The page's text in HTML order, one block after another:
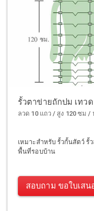
รั้วตาข่ายถักปม เทว
ลวด 10 แถว / สูง 120 ซม /
เหมาะสำหรับ รั้วกั้นสัตว์
พื้นที่รอบบ้าน
สอบถาม ขอใบเสน